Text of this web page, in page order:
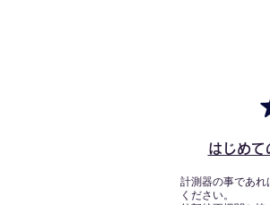
はじめて
計測器の事であ
ください。